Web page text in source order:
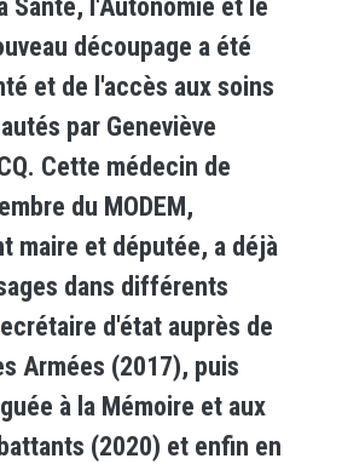
Santé, l'Autonomie et le
découpage a été
et de l'accès aux soins
par Geneviève
Cette médecin de
du MODEM,
maire et députée, a déjà
dans différents
d'état auprès de
Armées (2017), puis
à la Mémoire et aux
(2020) et enfin en